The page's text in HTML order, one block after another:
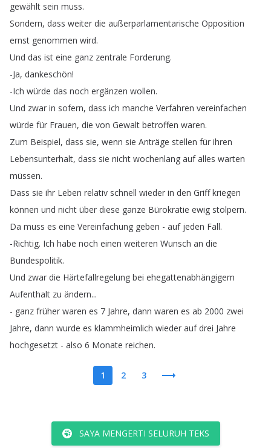
gewählt sein muss.
Sondern, dass weiter die außerparlamentarische Opposition
ernst genommen wird.
Und das ist eine ganz zentrale Forderung.
-Ja, dankeschön!
-Ich würde das noch ergänzen wollen.
Und zwar in sofern, dass ich manche Verfahren vereinfachen
würde für Frauen, die von Gewalt betroffen waren.
Zum Beispiel, dass sie, wenn sie Anträge stellen für ihren
Lebensunterhalt, dass sie nicht wochenlang auf alles warten
müssen.
Dass sie ihr Leben relativ schnell wieder in den Griff kriegen
können und nicht über diese ganze Bürokratie ewig stolpern.
Da muss es eine Vereinfachung geben - auf jeden Fall.
-Richtig. Ich habe noch einen weiteren Wunsch an die
Bundespolitik.
Und zwar die Härtefallregelung bei ehegattenabhängigem
Aufenthalt zu ändern...
- ganz früher waren es 7 Jahre, dann waren es ab 2000 zwei
Jahre, dann wurde es klammheimlich wieder auf drei Jahre
hochgesetzt - also 6 Monate reichen.
1 2 3
SAYA MENGERTI SELURUH TEKS